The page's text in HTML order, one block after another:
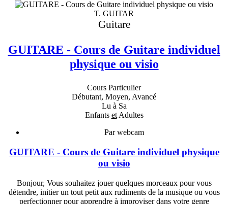
T. GUITAR
Guitare
GUITARE - Cours de Guitare individuel
physique ou visio
Cours Particulier
Débutant, Moyen, Avancé
Lu à Sa
Enfants etAdultes
Par webcam
GUITARE - Cours de Guitare individuel physique
ou visio
Bonjour, Vous souhaitez jouer quelques morceaux pour vous
détendre, initier un tout petit aux rudiments de la musique ou vous
perfectionner pour apprendre à improviser dans votre genre